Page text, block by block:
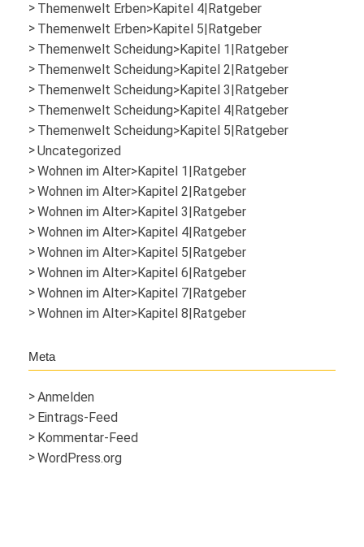
Themenwelt Erben>Kapitel 4|Ratgeber
Themenwelt Erben>Kapitel 5|Ratgeber
Themenwelt Scheidung>Kapitel 1|Ratgeber
Themenwelt Scheidung>Kapitel 2|Ratgeber
Themenwelt Scheidung>Kapitel 3|Ratgeber
Themenwelt Scheidung>Kapitel 4|Ratgeber
Themenwelt Scheidung>Kapitel 5|Ratgeber
Uncategorized
Wohnen im Alter>Kapitel 1|Ratgeber
Wohnen im Alter>Kapitel 2|Ratgeber
Wohnen im Alter>Kapitel 3|Ratgeber
Wohnen im Alter>Kapitel 4|Ratgeber
Wohnen im Alter>Kapitel 5|Ratgeber
Wohnen im Alter>Kapitel 6|Ratgeber
Wohnen im Alter>Kapitel 7|Ratgeber
Wohnen im Alter>Kapitel 8|Ratgeber
Meta
Anmelden
Eintrags-Feed
Kommentar-Feed
WordPress.org